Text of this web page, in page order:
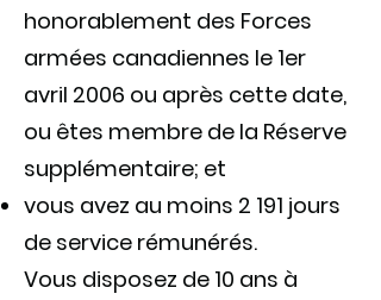
honorablement des Forces
armées canadiennes le 1er
avril 2006 ou après cette date,
ou êtes membre de la Réserve
supplémentaire; et
vous avez au moins 2 191 jours
de service rémunérés.
Vous disposez de 10 ans à